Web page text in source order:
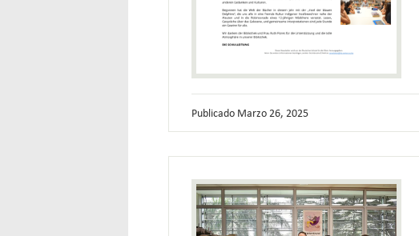
Publicado Marzo 26, 2025